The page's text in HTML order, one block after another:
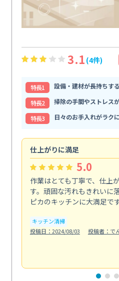
3.1 (4件)
特⻑1
設備・建材が長持ちする
特⻑2
掃除の手間やストレス
特⻑3
日々のお手入れがラク
仕上がりに満足
5.0
作業はとても丁寧で、仕上
す。頑固な汚れもきれいに
ピカのキッチンに大満足です
キッチン清掃
投稿日：2024/08/03
投稿者：で